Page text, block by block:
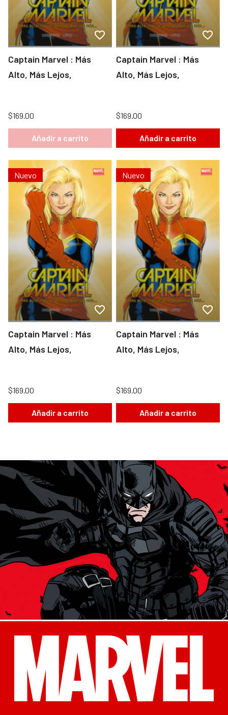
Captain Marvel : Más
Alto, Más Lejos,
$169.00
Añadir a carrito
Captain Marvel : Más
Alto, Más Lejos,
$169.00
Añadir a carrito
Nuevo
Captain Marvel : Más
Alto, Más Lejos,
$169.00
Añadir a carrito
Nuevo
Captain Marvel : Más
Alto, Más Lejos,
$169.00
Añadir a carrito